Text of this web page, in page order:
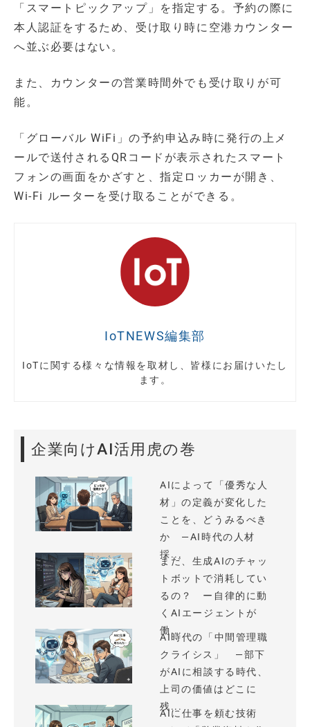
「スマートピックアップ」を指定する。予約の際に
本人認証をするため、受け取り時に空港カウンター
へ並ぶ必要はない。
また、カウンターの営業時間外でも受け取りが可
能。
「グローバル WiFi」の予約申込み時に発行の上メ
ールで送付されるQRコードが表示されたスマート
フォンの画面をかざすと、指定ロッカーが開き、
Wi-Fi ルーターを受け取ることができる。
IoTNEWS編集部
IoTに関する様々な情報を取材し、皆様にお届けいたし
ます。
企業向けAI活用虎の巻
AIによって「優秀な人
材」の定義が変化した
ことを、どうみるべき
か —AI時代の人材
採...
まだ、生成AIのチャッ
トボットで消耗してい
るの？ ー自律的に動
くAIエージェントが
働...
AI時代の「中間管理職
クライシス」 —部下
がAIに相談する時代、
上司の価値はどこに
残...
AIに仕事を頼む技術